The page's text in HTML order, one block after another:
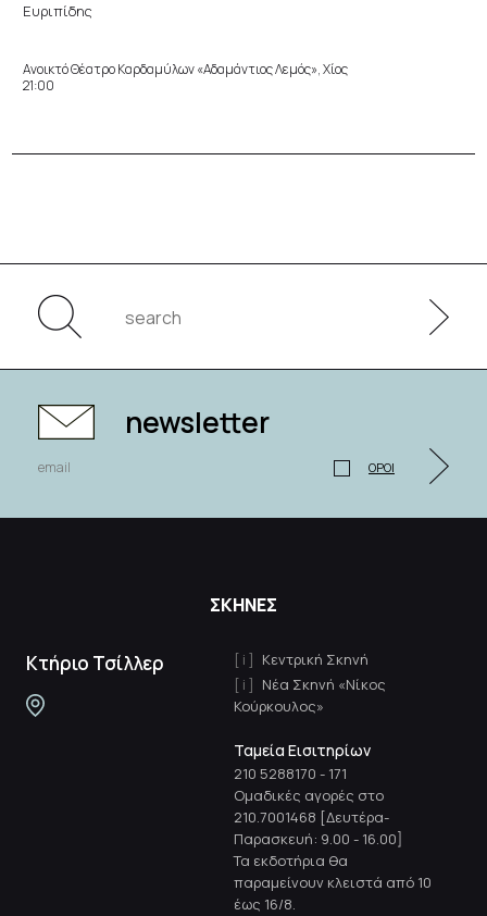
Ευριπίδης
Ανοικτό Θέατρο Καρδαμύλων «Αδαμάντιος Λεμός», Χίος
21:00
newsletter
ΟΡΟΙ
ΣΚΗΝΕΣ
Κτήριο Τσίλλερ
Κεντρική Σκηνή
Νέα Σκηνή «Νίκος
Κούρκουλος»
Ταμεία Εισιτηρίων
210 5288170 - 171
Ομαδικές αγορές στο
210.7001468 [Δευτέρα-
Παρασκευή: 9.00 - 16.00]
Τα εκδοτήρια θα
παραμείνουν κλειστά από 10
έως 16/8.